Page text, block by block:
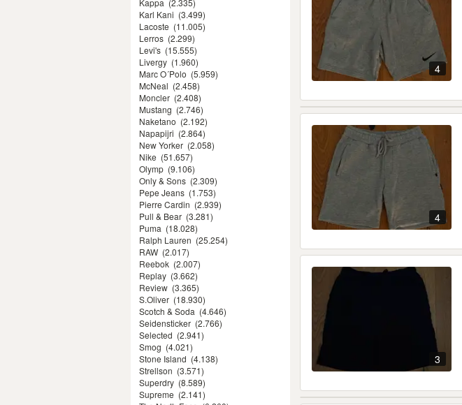
Kappa (2.335)
Karl Kani (3.499)
Lacoste (11.005)
Lerros (2.299)
Levi's (15.555)
Livergy (1.960)
Marc O´Polo (5.959)
McNeal (2.458)
Moncler (2.408)
Mustang (2.746)
Naketano (2.192)
Napapijri (2.864)
New Yorker (2.058)
Nike (51.657)
Olymp (9.106)
Only & Sons (2.309)
Pepe Jeans (1.753)
Pierre Cardin (2.939)
Pull & Bear (3.281)
Puma (18.028)
Ralph Lauren (25.254)
RAW (2.017)
Reebok (2.007)
Replay (3.662)
Review (3.365)
S.Oliver (18.930)
Scotch & Soda (4.646)
Seidensticker (2.766)
Selected (2.941)
Smog (4.021)
Stone Island (4.138)
Strellson (3.571)
Superdry (8.589)
Supreme (2.141)
4
4
3